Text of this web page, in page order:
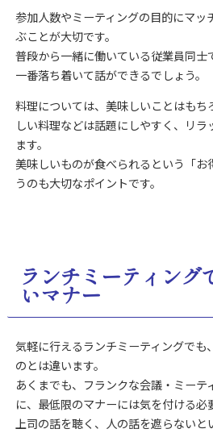
参加人数やミーティングの目的にマッ
ぶことが大切です。
普段から一緒に働いている従業員同
一番落ち着いて話ができるでしょう。
料理については、美味しいことはも
しい料理などは話題にしやすく、リ
ます。
美味しいものが食べられるという「お
うのも大切なポイントです。
ランチミーティング
いマナー
気軽に行えるランチミーティングでも
のとは違います。
あくまでも、フランクな会議・ミーテ
に、最低限のマナーには気を付ける必
上司の話を聴く、人の話を遮らない